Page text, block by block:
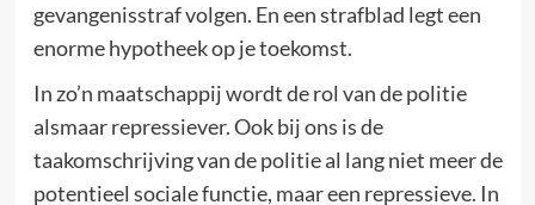
gevangenisstraf volgen. En een strafblad legt een
enorme hypotheek op je toekomst.
In zo’n maatschappij wordt de rol van de politie
alsmaar repressiever. Ook bij ons is de
taakomschrijving van de politie al lang niet meer de
potentieel sociale functie, maar een repressieve. In